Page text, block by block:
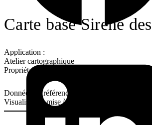
Carte base Sirene
Application :
Atelier cartographique
Propriétaire :
Données de référence
Visualisation mise à jour le 6 mai 2026